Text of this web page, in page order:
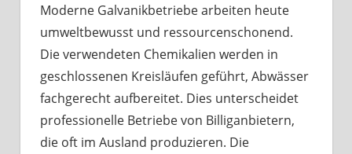
Moderne Galvanikbetriebe arbeiten heute
umweltbewusst und ressourcenschonend.
Die verwendeten Chemikalien werden in
geschlossenen Kreisläufen geführt, Abwässer
fachgerecht aufbereitet. Dies unterscheidet
professionelle Betriebe von Billiganbietern,
die oft im Ausland produzieren. Die